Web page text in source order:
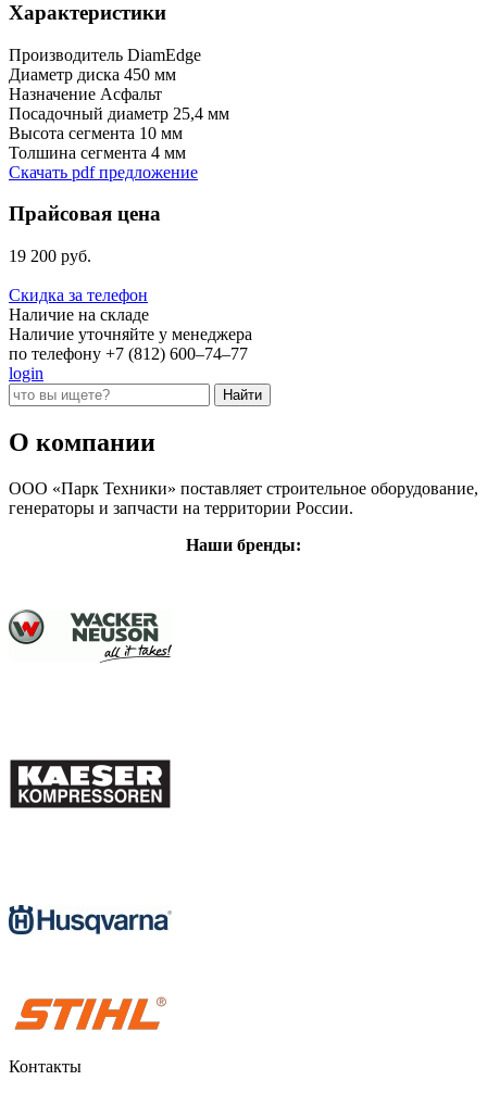
Характеристики
Производитель DiamEdge
Диаметр диска 450 мм
Назначение Асфальт
Посадочный диаметр 25,4 мм
Высота сегмента 10 мм
Толшина сегмента 4 мм
Скачать pdf предложение
Прайсовая цена
19 200 руб.
Скидка за телефон
Наличие на складе
Наличие уточняйте у менеджера
по телефону +7 (812) 600–74–77
login
О компании
ООО «Парк Техники» поставляет строительное оборудование,
генераторы и запчасти на территории России.
Наши бренды:
Контакты